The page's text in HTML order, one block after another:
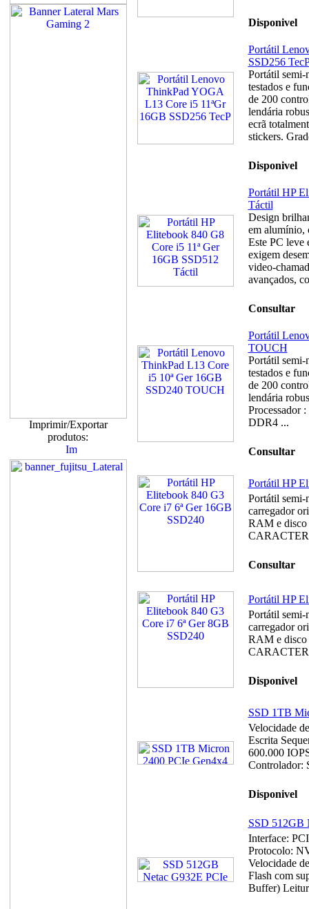
Imprimir/Exportar
produtos:
Disponivel
Portátil
SSD256
Portátil semi-
testados e
de 200
lendária
ecrã
stickers.
Disponivel
Portátil HP
Táctil
Design
em alumínio,
Este PC leve
exigem
video-
avançados,
Consultar
Portátil
TOUCH
Portátil semi-
testados e
de 200
lendária
Processador
DDR4 ...
Consultar
Portátil HP
Portátil semi-
carregador
RAM e
Consultar
Portátil HP
Portátil semi-
carregador
RAM e
Disponivel
SSD 1TB
Velocidade
Escrita
600.000
Controlador:
Disponivel
SSD 512GB
Interface:
Protocolo:
Velocidade
Flash com
Buffer)